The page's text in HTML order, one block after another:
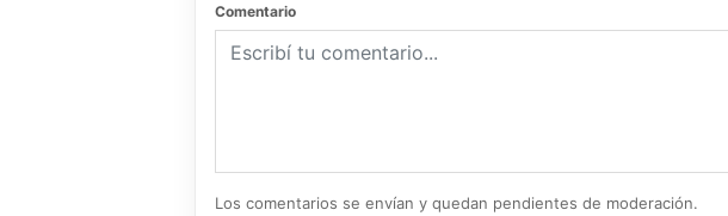
Comentario
Los comentarios se envían y quedan pendientes de moderación.